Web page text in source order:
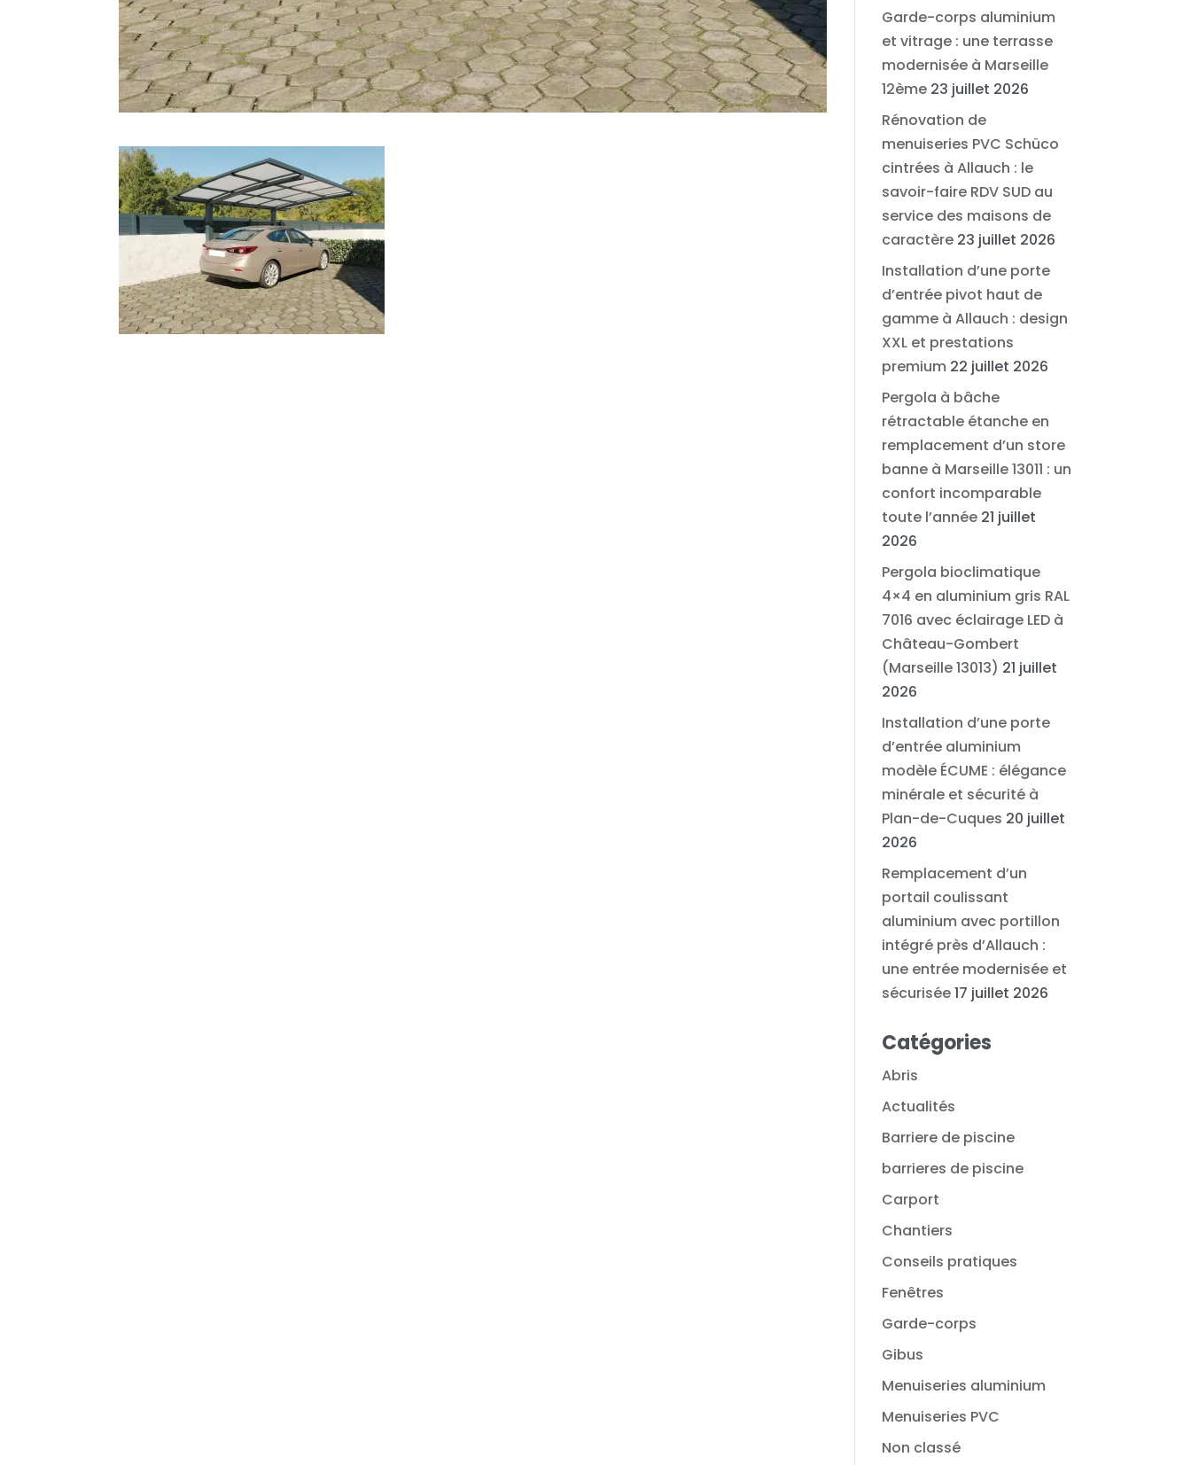
Garde-corps aluminium
et vitrage : une terrasse
modernisée à Marseille
12ème 23 juillet 2026
Rénovation de
menuiseries PVC Schüco
cintrées à Allauch : le
savoir-faire RDV SUD au
service des maisons de
caractère 23 juillet 2026
Installation d’une porte
d’entrée pivot haut de
gamme à Allauch : design
XXL et prestations
premium 22 juillet 2026
Pergola à bâche
rétractable étanche en
remplacement d’un store
banne à Marseille 13011 : un
confort incomparable
toute l’année 21 juillet
2026
Pergola bioclimatique
4×4 en aluminium gris RAL
7016 avec éclairage LED à
Château-Gombert
(Marseille 13013) 21 juillet
2026
Installation d’une porte
d’entrée aluminium
modèle ÉCUME : élégance
minérale et sécurité à
Plan-de-Cuques 20 juillet
2026
Remplacement d’un
portail coulissant
aluminium avec portillon
intégré près d’Allauch :
une entrée modernisée et
sécurisée17 juillet 2026
Catégories
Abris
Actualités
Barriere de piscine
barrieres de piscine
Carport
Chantiers
Conseils pratiques
Fenêtres
Garde-corps
Gibus
Menuiseries aluminium
Menuiseries PVC
Non classé